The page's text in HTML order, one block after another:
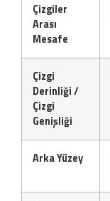
Çizgiler
Arası
Mesafe
Çizgi
Derinliği /
Çizgi
Genişliği
Arka Yüzey